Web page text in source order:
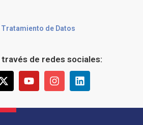
de Datos
través de redes sociales: